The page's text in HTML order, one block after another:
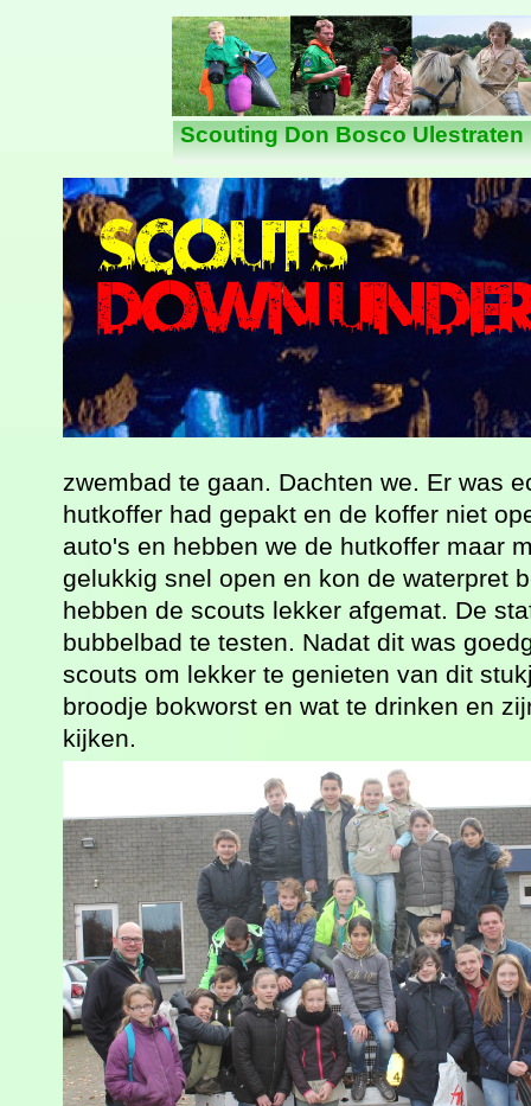
Nieuws
Scouting Don Bosco Ulestraten
zwembad te gaan. Dachten we. Er was
hutkoffer had gepakt en de koffer niet
auto's en hebben we de hutkoffer maar
gelukkig snel open en kon de waterpret
hebben de scouts lekker afgemat. De
bubbelbad te testen. Nadat dit was
scouts om lekker te genieten van dit
broodje bokworst en wat te drinken en
kijken.